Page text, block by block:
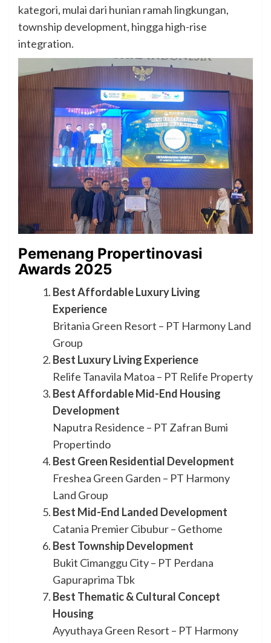
kategori, mulai dari hunian ramah lingkungan,
township development, hingga high-rise
integration.
Pemenang Propertinovasi
Awards 2025
Best Affordable Luxury Living
Experience
Britania Green Resort – PT Harmony Land
Group
Best Luxury Living Experience
Relife Tanavila Matoa – PT Relife Property
Best Affordable Mid-End Housing
Development
Naputra Residence – PT Zafran Bumi
Propertindo
Best Green Residential Development
Freshea Green Garden – PT Harmony
Land Group
Best Mid-End Landed Development
Catania Premier Cibubur – Gethome
Best Township Development
Bukit Cimanggu City – PT Perdana
Gapuraprima Tbk
Best Thematic & Cultural Concept
Housing
Ayyuthaya Green Resort – PT Harmony